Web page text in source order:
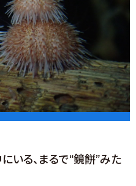
いる、まるで“鏡餅”みた